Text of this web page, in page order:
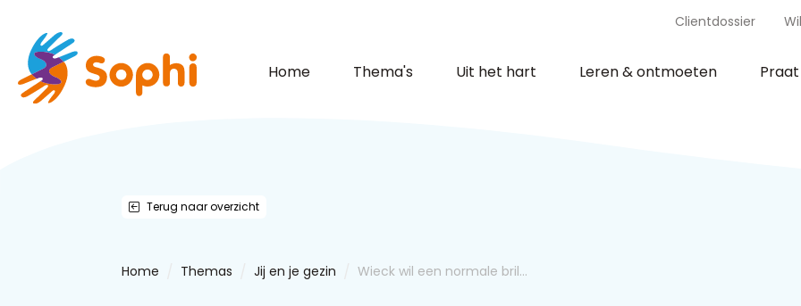
Clientdossier
Home Thema's Uit het hart Leren & ontmoeten
Terug naar overzicht
Home Themas Jij en je gezin Wieck wil een normale bril...